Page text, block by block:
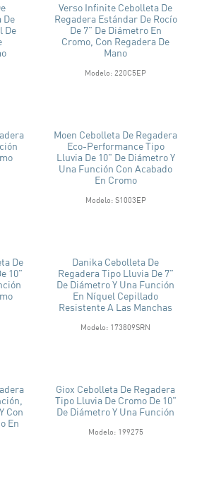
De
De
Verso Infinite Cebolleta De
Regadera Estándar De Rocío
De 7" De Diámetro En
Cromo, Con Regadera De
Mano
Modelo: 220C5EP
Moen Cebolleta De Regadera
Eco-Performance Tipo
Lluvia De 10" De Diámetro Y
Una Función Con Acabado
En Cromo
Modelo: S1003EP
De
10"
Danika Cebolleta De
Regadera Tipo Lluvia De 7"
De Diámetro Y Una Función
En Níquel Cepillado
Resistente A Las Manchas
Modelo: 173809SRN
Con
En
Giox Cebolleta De Regadera
Tipo Lluvia De Cromo De 10"
De Diámetro Y Una Función
Modelo: 199275